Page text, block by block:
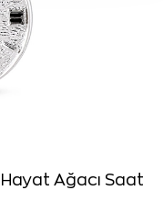
Ağacı Saat